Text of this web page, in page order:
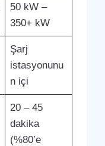
50 kW –
350+ kW
Şarj
istasyonunu
n içi
20 – 45
dakika
(%80’e